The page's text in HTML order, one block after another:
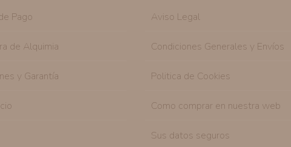
Tiene derecho a saber qué información
Pago
de Alquimia
y Garantía
Aviso Legal
Condiciones Generales y Envíos
Politica de Cookies
Como comprar en nuestra web
Sus datos seguros